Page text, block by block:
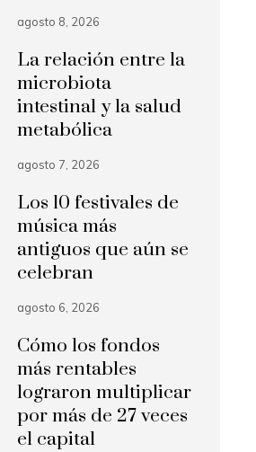
agosto 8, 2026
La relación entre la
microbiota
intestinal y la salud
metabólica
agosto 7, 2026
Los 10 festivales de
música más
antiguos que aún se
celebran
agosto 6, 2026
Cómo los fondos
más rentables
lograron multiplicar
por más de 27 veces
el capital